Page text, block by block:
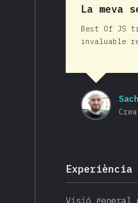
La meva
Best Of JS
invaluable
Visió general